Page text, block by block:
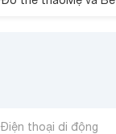
Điện thoại di động